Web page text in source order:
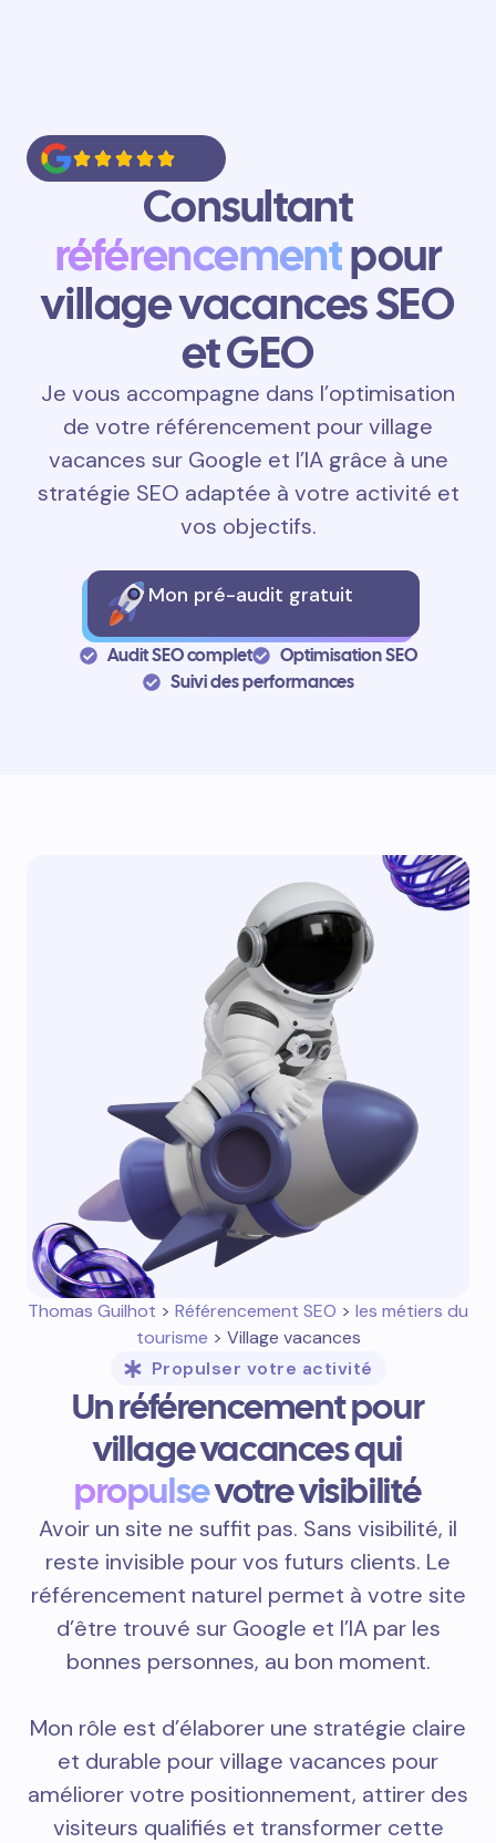
Consultant
référencementpour
village vacances SEO
et GEO
Je vous accompagne dans l’optimisation
de votre référencement pour village
vacances sur Google et l’IA grâce à une
stratégie SEO adaptée à votre activité et
vos objectifs.
Mon pré-audit gratuit
Audit SEO complet
Optimisation SEO
Suivi des performances
Thomas Guilhot > Référencement SEO > les métiers du
tourisme > Village vacances
Propulser votre activité
Un référencement pour
village vacances qui
propulsevotre visibilité
Avoir un site ne suffit pas. Sans visibilité, il
reste invisible pour vos futurs clients. Le
référencement naturel permet à votre site
d’être trouvé sur Google et l’IA par les
bonnes personnes, au bon moment.
Mon rôle est d’élaborer une stratégie claire
et durable pour village vacances pour
améliorer votre positionnement, attirer des
visiteurs qualifiés et transformer cette